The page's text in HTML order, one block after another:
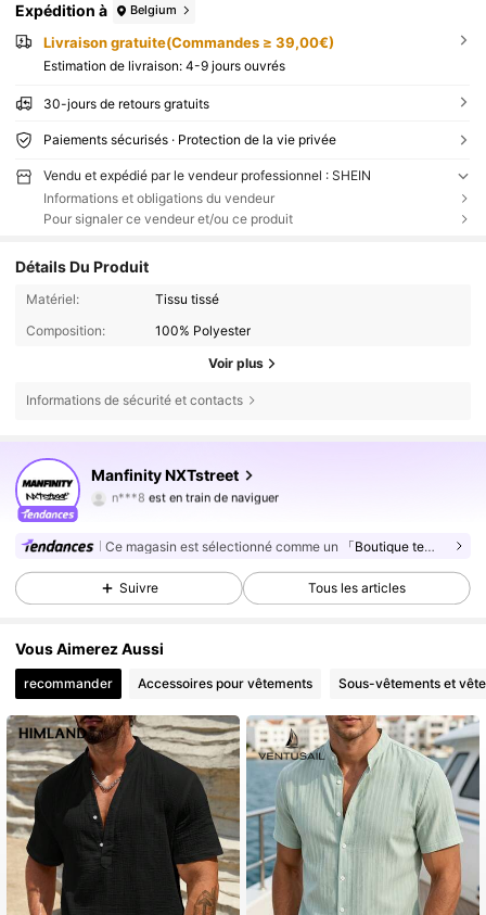
Expédition à Belgium
Livraison gratuite(Commandes ≥ 39,00€)
Estimation de livraison: 4-9 jours ouvrés
30-jours de retours gratuits
Paiements sécurisés · Protection de la vie privée
Vendu et expédié par le vendeur professionnel : SHEIN
Informations et obligations du vendeur
Pour signaler ce vendeur et/ou ce produit
Détails Du Produit
Matériel:
Tissu tissé
Composition:
100% Polyester
Voir plus
Informations de sécurité et contacts
Manfinity NXTstreet
n***8est en train de naviguer
4,83
36K Suiveurs
Ce magasin est sélectionné comme un 「Boutique tendance」
Suivre Tous les articles
Vous Aimerez Aussi
recommander Accessoires pour vêtements Sous-vêtements et